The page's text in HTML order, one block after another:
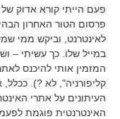
פעם הייתי קורא אדוק
פרסום הטור האחרון
לאינטרנט, וביקש ממי
במייל שלו. כך עשיתי –
המזמין אותי להיכנס
קליפורניה", לא ?).
העיתונים על אתרי
האינטרנטית פוגמת